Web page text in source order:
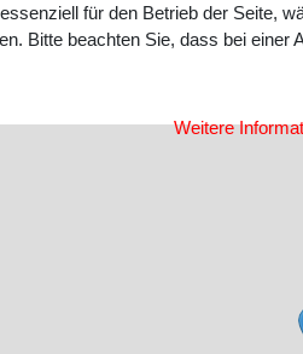
für den Betrieb der Seite,
Bitte beachten Sie, dass bei
Weitere